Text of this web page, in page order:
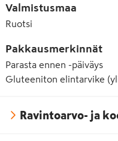
E500
Valmistusmaa
Ruotsi
Pakkausmerkinnät
Parasta ennen -päiväys
Gluteeniton elintarvike
Ravintoarvo- ja